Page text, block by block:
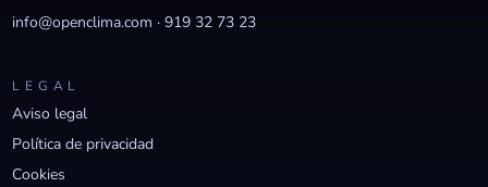
info@openclima.com ·919 32 73 23
LEGAL
Aviso legal
Política de privacidad
Cookies